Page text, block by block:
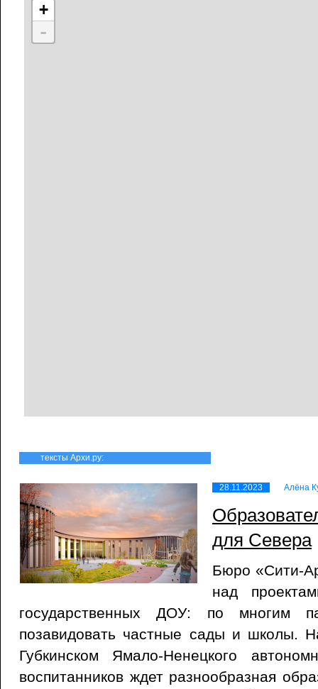
+
-
тексты Архи.ру:
28.11.2023 Алёна
для Севера
Бюро «Сити-
над
государственных ДОУ: по многим
позавидовать частные сады и школы.
Губкинском Ямало-Ненецкого
воспитанников ждет разнообразная